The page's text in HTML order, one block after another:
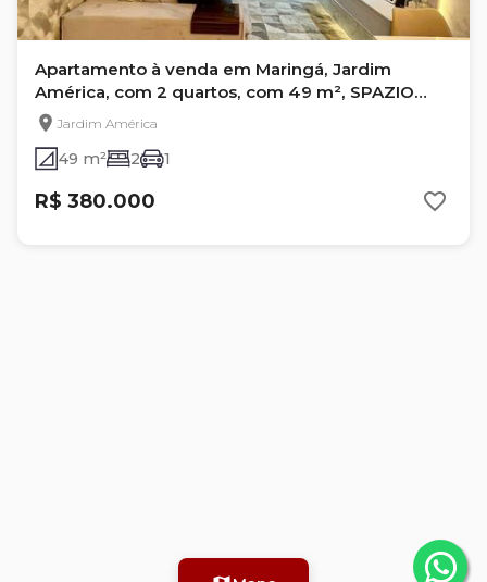
Apartamento à venda em Maringá, Jardim
América, com 2 quartos, com 49 m², SPAZIO
MENDONZA
Jardim América
49 m² 2 1
R$ 380.000